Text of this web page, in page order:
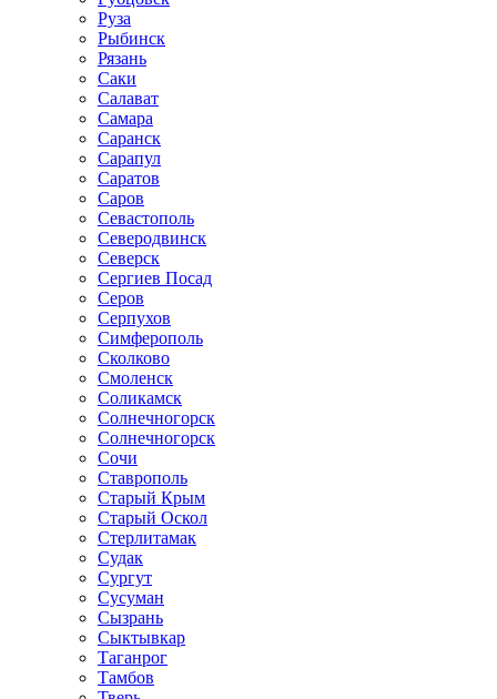
Руза
Рыбинск
Рязань
Саки
Салават
Самара
Саранск
Сарапул
Саратов
Саров
Севастополь
Северодвинск
Северск
Сергиев Посад
Серов
Серпухов
Симферополь
Сколково
Смоленск
Соликамск
Солнечногорск
Солнечногорск
Сочи
Ставрополь
Старый Крым
Старый Оскол
Стерлитамак
Судак
Сургут
Сусуман
Сызрань
Сыктывкар
Таганрог
Тамбов